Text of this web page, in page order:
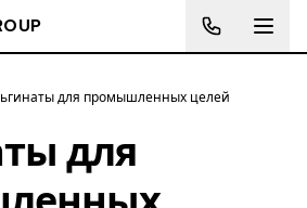
для промышленных целей
для